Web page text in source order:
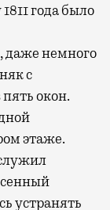
года было
даже немного
с
окон.
этаже.
устранять